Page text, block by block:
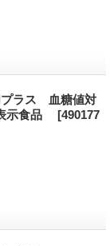
プラス 血糖値対
示食品 [490177